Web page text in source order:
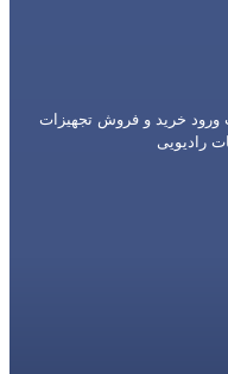
ورود خرید و فروش تجهیزات
رادیویی